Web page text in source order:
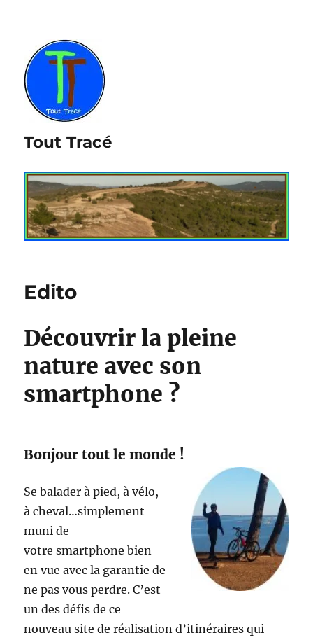
Tout Tracé
Edito
Découvrir la pleine
nature avec son
smartphone ?
Bonjour tout le monde !
Se balader à pied, à vélo,
à cheval…simplement
muni de
votre smartphone bien
en vue avec la garantie de
ne pas vous perdre. C’est
un des défis de ce
nouveau site de réalisation d’itinéraires qui